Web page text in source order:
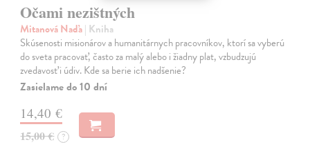
Očami nezištných
Mitanová Naďa| Kniha
Skúsenosti misionárov a humanitárnych pracovníkov, ktorí sa vyberú
do sveta pracovať, často za malý alebo i žiadny plat, vzbudzujú
zvedavosť i údiv. Kde sa berie ich nadšenie?
Zasielame do 10 dní
14,40 €
15,00 € ?